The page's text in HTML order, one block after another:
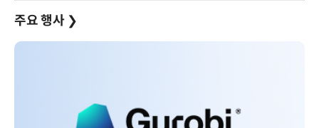
주요 행사 ❯